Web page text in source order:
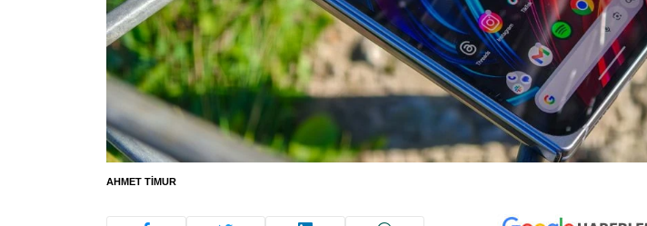
AHMET TIMUR